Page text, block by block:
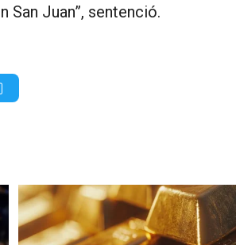
San Juan”, sentenció.